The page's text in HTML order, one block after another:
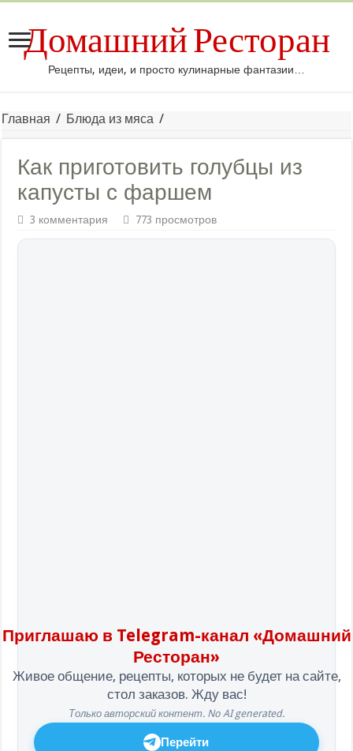
Домашний Ресторан
Рецепты, идеи, и просто кулинарные фантазии…
Главная / Блюда из мяса /
Как приготовить голубцы из
капусты с фаршем
3 комментария 773 просмотров
Приглашаю в Telegram-канал «Домашний
Ресторан»
Живое общение, рецепты, которых не будет на сайте,
стол заказов. Жду вас!
Только авторский контент. No AI generated.
Перейти